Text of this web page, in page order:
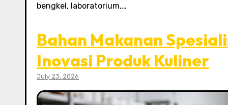
bengkel, laboratorium,…
Bahan Makanan
Inovasi Produk Kuliner
July 23, 2026